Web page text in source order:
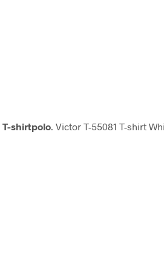
T-shirtpolo . Victor T-55081 T-shirt